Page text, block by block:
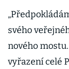
svého
nového
vyřazení celé